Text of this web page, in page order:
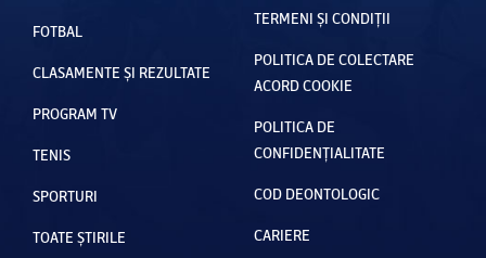
FOTBAL
CLASAMENTE ȘI REZULTATE
PROGRAM TV
TENIS
SPORTURI
TOATE ȘTIRILE
TERMENI ȘI CONDIȚII
POLITICA DE COLECTARE
ACORD COOKIE
POLITICA DE
CONFIDENȚIALITATE
COD DEONTOLOGIC
CARIERE